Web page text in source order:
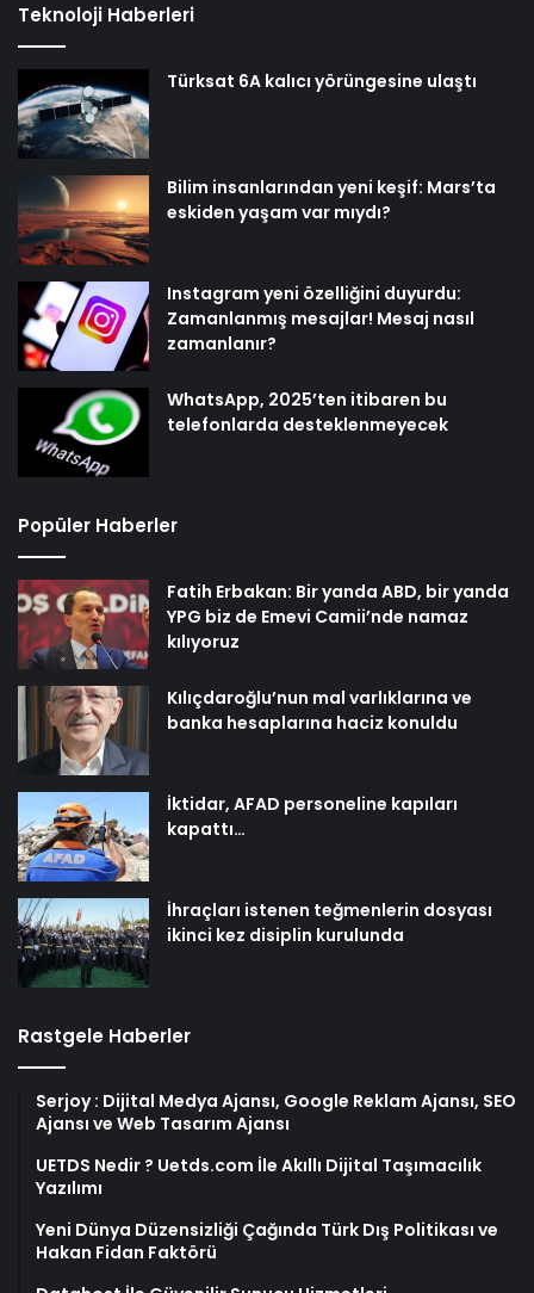
Teknoloji Haberleri
Türksat 6A kalıcı yörüngesine ulaştı
Bilim insanlarından yeni keşif: Mars’ta
eskiden yaşam var mıydı?
Instagram yeni özelliğini duyurdu:
Zamanlanmış mesajlar! Mesaj nasıl
zamanlanır?
WhatsApp, 2025’ten itibaren bu
telefonlarda desteklenmeyecek
Popüler Haberler
Fatih Erbakan: Bir yanda ABD, bir yanda
YPG biz de Emevi Camii’nde namaz
kılıyoruz
Kılıçdaroğlu’nun mal varlıklarına ve
banka hesaplarına haciz konuldu
İktidar, AFAD personeline kapıları
kapattı…
İhraçları istenen teğmenlerin dosyası
ikinci kez disiplin kurulunda
Rastgele Haberler
Serjoy : Dijital Medya Ajansı, Google Reklam Ajansı, SEO
Ajansı ve Web Tasarım Ajansı
UETDS Nedir ? Uetds.com İle Akıllı Dijital Taşımacılık
Yazılımı
Yeni Dünya Düzensizliği Çağında Türk Dış Politikası ve
Hakan Fidan Faktörü